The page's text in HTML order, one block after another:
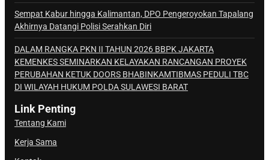
Sempat Kabur hingga Kalimantan, DPO Pengeroyokan Tapalang
Akhirnya Datangi Polisi Serahkan Diri
DALAM RANGKA PKN II TAHUN 2026 BBPK JAKARTA
KEMENKES SEMINARKAN KELAYAKAN RANCANGAN PROYEK
PERUBAHAN KETUK DOORS BHABINKAMTIBMAS PEDULI TBC
DI WILAYAH HUKUM POLDA SULAWESI BARAT
Link Penting
Tentang Kami
Kerja Sama